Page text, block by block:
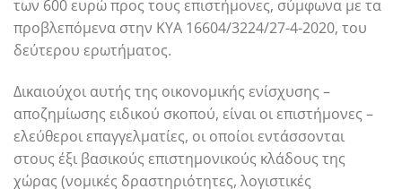
των 600 ευρώ προς τους επιστήμονες, σύμφωνα με τα
προβλεπόμενα στην ΚΥΑ 16604/3224/27-4-2020, του
δεύτερου ερωτήματος.
Δικαιούχοι αυτής της οικονομικής ενίσχυσης –
αποζημίωσης ειδικού σκοπού, είναι οι επιστήμονες –
ελεύθεροι επαγγελματίες, οι οποίοι εντάσσονται
στους έξι βασικούς επιστημονικούς κλάδους της
χώρας (νομικές δραστηριότητες, λογιστικές